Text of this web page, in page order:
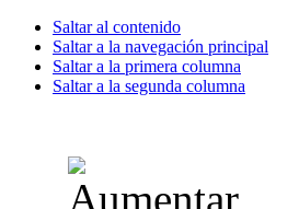
Saltar al contenido
Saltar a la navegación principal
Saltar a la primera columna
Saltar a la segunda columna